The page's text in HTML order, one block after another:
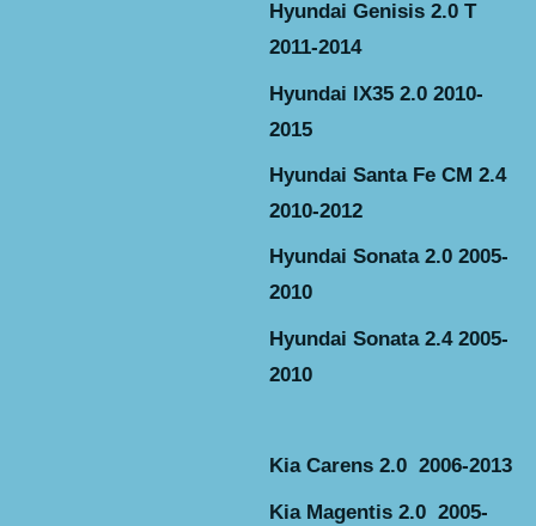
Hyundai Genisis 2.0 T
2011-2014
Hyundai IX35 2.0 2010-
2015
Hyundai Santa Fe CM 2.4
2010-2012
Hyundai Sonata 2.0 2005-
2010
Hyundai Sonata 2.4 2005-
2010
Kia Carens 2.0 2006-2013
Kia Magentis 2.0 2005-